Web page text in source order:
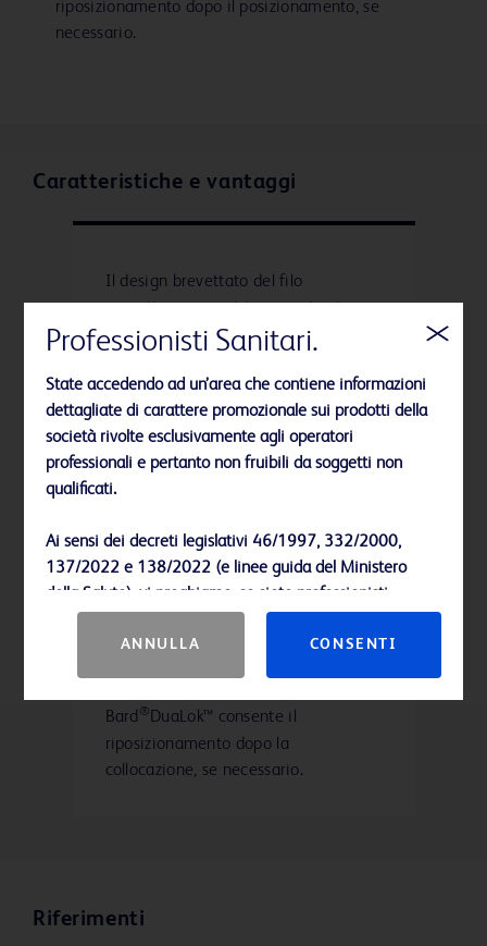
riposizionamento dopo il posizionamento, se
necessario.
Caratteristiche e vantaggi
Il design brevettato del filo
garantisce un posizionamento sicuro
e protetto.
Gli esclusivi elementi di bloccaggio
garantiscono una resistenza
Bard ® DuaLok™ consente il
riposizionamento dopo la
collocazione, se necessario.
Riferimenti
Professionisti Sanitari.
State accedendo ad un’area che contiene informazioni
dettagliate di carattere promozionale sui prodotti della
società rivolte esclusivamente agli operatori
professionali e pertanto non fruibili da soggetti non
qualificati.
Ai sensi dei decreti legislativi 46/1997, 332/2000,
137/2022 e 138/2022 (e linee guida del Ministero
della Salute), vi preghiamo, se siete professionisti
sanitari, di cliccare sul pulsante “Consenti” per accedere
alla sezione, oppure, se non lo siete, di cliccare sul
pulsante “Annulla” per uscire
ANNULLA CONSENTI